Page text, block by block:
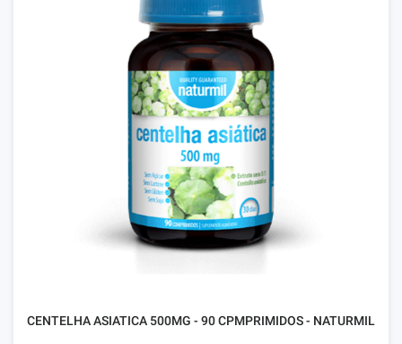
CENTELHA ASIATICA 500MG - 90 CPMPRIMIDOS - NATURMIL